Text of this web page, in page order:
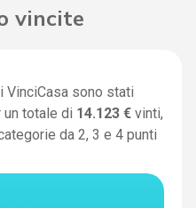
vincite
VinciCasa sono stati
un totale di 14.123 € vinti,
da 2, 3 e 4 punti